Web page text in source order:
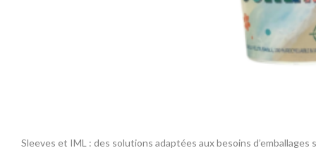
Sleeves et IML : des solutions adaptées aux besoins d’emballages